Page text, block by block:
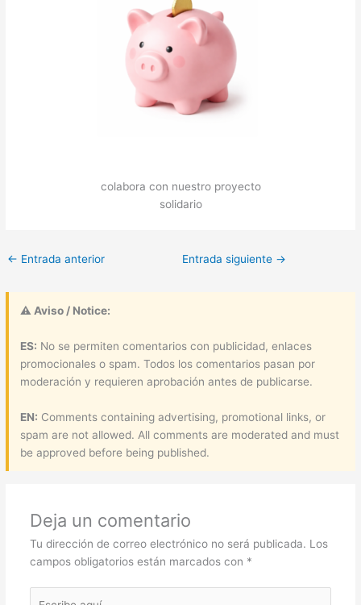
colabora con nuestro proyecto
solidario
← Entrada anterior Entrada siguiente →
⚠ Aviso / Notice:
ES: No se permiten comentarios con publicidad, enlaces
promocionales o spam. Todos los comentarios pasan por
moderación y requieren aprobación antes de publicarse.
EN: Comments containing advertising, promotional links, or
spam are not allowed. All comments are moderated and must
be approved before being published.
Deja un comentario
Tu dirección de correo electrónico no será publicada. Los
campos obligatorios están marcados con *